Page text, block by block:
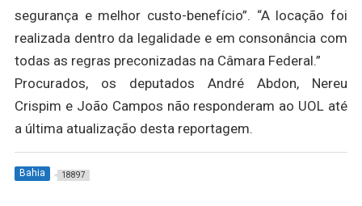
segurança e melhor custo-benefício”. “A locação foi
realizada dentro da legalidade e em consonância com
todas as regras preconizadas na Câmara Federal.”
Procurados, os deputados André Abdon, Nereu
Crispim e João Campos não responderam ao UOL até
a última atualização desta reportagem.
Bahia 18897